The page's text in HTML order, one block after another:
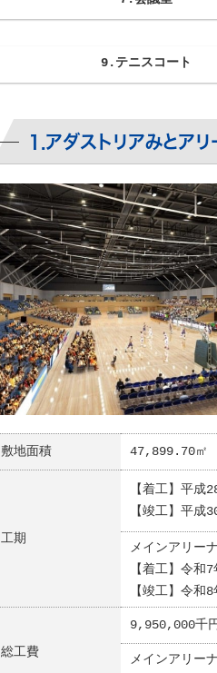
9.テニスコート
1.アダストリアみとアリ
敷地面積 47,899.70㎡
工期
【着工】平成
【竣工】平成
メインアリー
【着工】令和
【竣工】令和
総工費
9,950,000千
メインアリー